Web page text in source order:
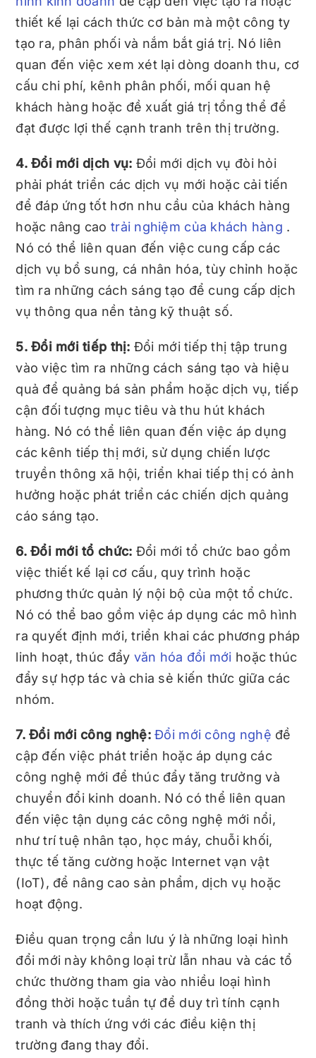
thiết kế lại cách thức cơ bản mà một công ty
tạo ra, phân phối và nắm bắt giá trị. Nó liên
quan đến việc xem xét lại dòng doanh thu, cơ
cấu chi phí, kênh phân phối, mối quan hệ
khách hàng hoặc đề xuất giá trị tổng thể để
đạt được lợi thế cạnh tranh trên thị trường.
4. Đổi mới dịch vụ: Đổi mới dịch vụ đòi hỏi
phải phát triển các dịch vụ mới hoặc cải tiến
để đáp ứng tốt hơn nhu cầu của khách hàng
hoặc nâng caotrải nghiệm của khách hàng .
Nó có thể liên quan đến việc cung cấp các
dịch vụ bổ sung, cá nhân hóa, tùy chỉnh hoặc
tìm ra những cách sáng tạo để cung cấp dịch
vụ thông qua nền tảng kỹ thuật số.
5. Đổi mới tiếp thị: Đổi mới tiếp thị tập trung
vào việc tìm ra những cách sáng tạo và hiệu
quả để quảng bá sản phẩm hoặc dịch vụ, tiếp
cận đối tượng mục tiêu và thu hút khách
hàng. Nó có thể liên quan đến việc áp dụng
các kênh tiếp thị mới, sử dụng chiến lược
truyền thông xã hội, triển khai tiếp thị có ảnh
hưởng hoặc phát triển các chiến dịch quảng
cáo sáng tạo.
6. Đổi mới tổ chức: Đổi mới tổ chức bao gồm
việc thiết kế lại cơ cấu, quy trình hoặc
phương thức quản lý nội bộ của một tổ chức.
Nó có thể bao gồm việc áp dụng các mô hình
ra quyết định mới, triển khai các phương pháp
linh hoạt, thúc đẩy văn hóa đổi mới hoặc thúc
đẩy sự hợp tác và chia sẻ kiến ​​thức giữa các
nhóm.
7. Đổi mới công nghệ: Đổi mới công nghệ đề
cập đến việc phát triển hoặc áp dụng các
công nghệ mới để thúc đẩy tăng trưởng và
chuyển đổi kinh doanh. Nó có thể liên quan
đến việc tận dụng các công nghệ mới nổi,
như trí tuệ nhân tạo, học máy, chuỗi khối,
thực tế tăng cường hoặc Internet vạn vật
(IoT), để nâng cao sản phẩm, dịch vụ hoặc
hoạt động.
Điều quan trọng cần lưu ý là những loại hình
đổi mới này không loại trừ lẫn nhau và các tổ
chức thường tham gia vào nhiều loại hình
đồng thời hoặc tuần tự để duy trì tính cạnh
tranh và thích ứng với các điều kiện thị
trường đang thay đổi.